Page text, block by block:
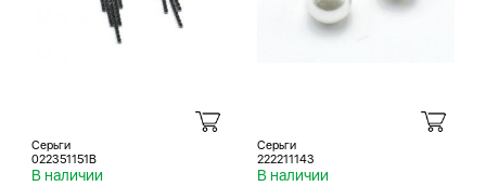
Серьги
022351151B
В наличии
Серьги
222211143
В наличии